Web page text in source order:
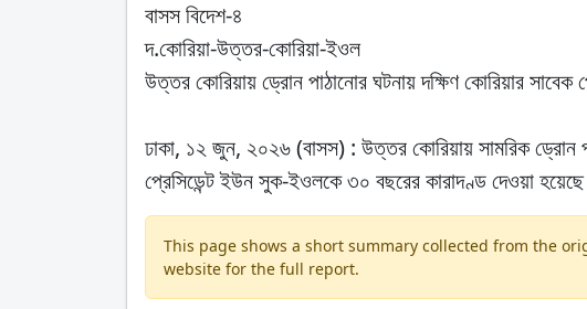
বাসস বিদেশ-৪
দ.কোরিয়া-উত্তর-কোরিয়া-ইওল
উত্তর কোরিয়ায় ড্রোন পাঠানোর ঘটনায় দক্ষিণ কোরিয়ার সাবেক
ঢাকা, ১২ জুন, ২০২৬ (বাসস) : উত্তর কোরিয়ায় সামরিক ড্রোন
প্রেসিডেন্ট ইউন সুক-ইওলকে ৩০ বছরের কারাদণ্ড দেওয়া
This page shows a short summary collected from the
website for the full report.